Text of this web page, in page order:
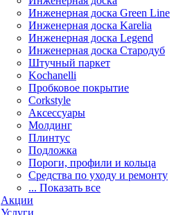
Инженерная доска Green Line
Инженерная доска Karelia
Инженерная доска Legend
Инженерная доска Стародуб
Штучный паркет
Kochanelli
Пробковое покрытие
Corkstyle
Аксессуары
Молдинг
Плинтус
Подложка
Пороги, профили и кольца
Средства по уходу и ремонту
... Показать все
Акции
Услуги